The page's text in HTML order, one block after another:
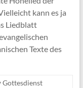
kann es ja
Liedblatt
Texte des
Gottesdienst